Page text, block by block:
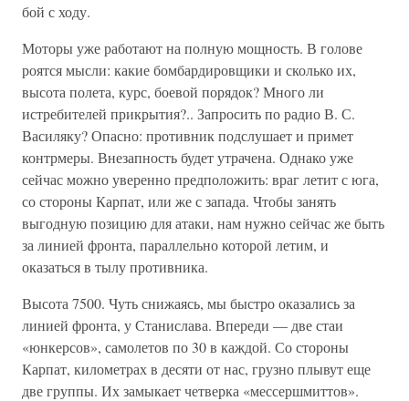
бой с ходу.
Моторы уже работают на полную мощность. В голове
роятся мыс­ли: какие бомбардировщики и сколько их,
высота полета, курс, бое­вой порядок? Много ли
истребителей прикрытия?.. Запросить по ра­дио В. С.
Василяку? Опасно: противник подслушает и примет
контрмеры. Внезапность будет утрачена. Однако уже
сейчас можно уверенно предположить: враг летит с юга,
со стороны Карпат, или же с запада. Чтобы занять
выгодную позицию для атаки, нам нужно сейчас же быть
за линией фронта, параллельно которой летим, и
оказаться в тылу противника.
Высота 7500. Чуть снижаясь, мы быстро оказались за
линией фронта, у Станислава. Впереди — две стаи
«юнкерсов», самолетов по 30 в каждой. Со стороны
Карпат, километрах в десяти от нас, грузно плывут еще
две группы. Их замыкает четверка «мессершмиттов».